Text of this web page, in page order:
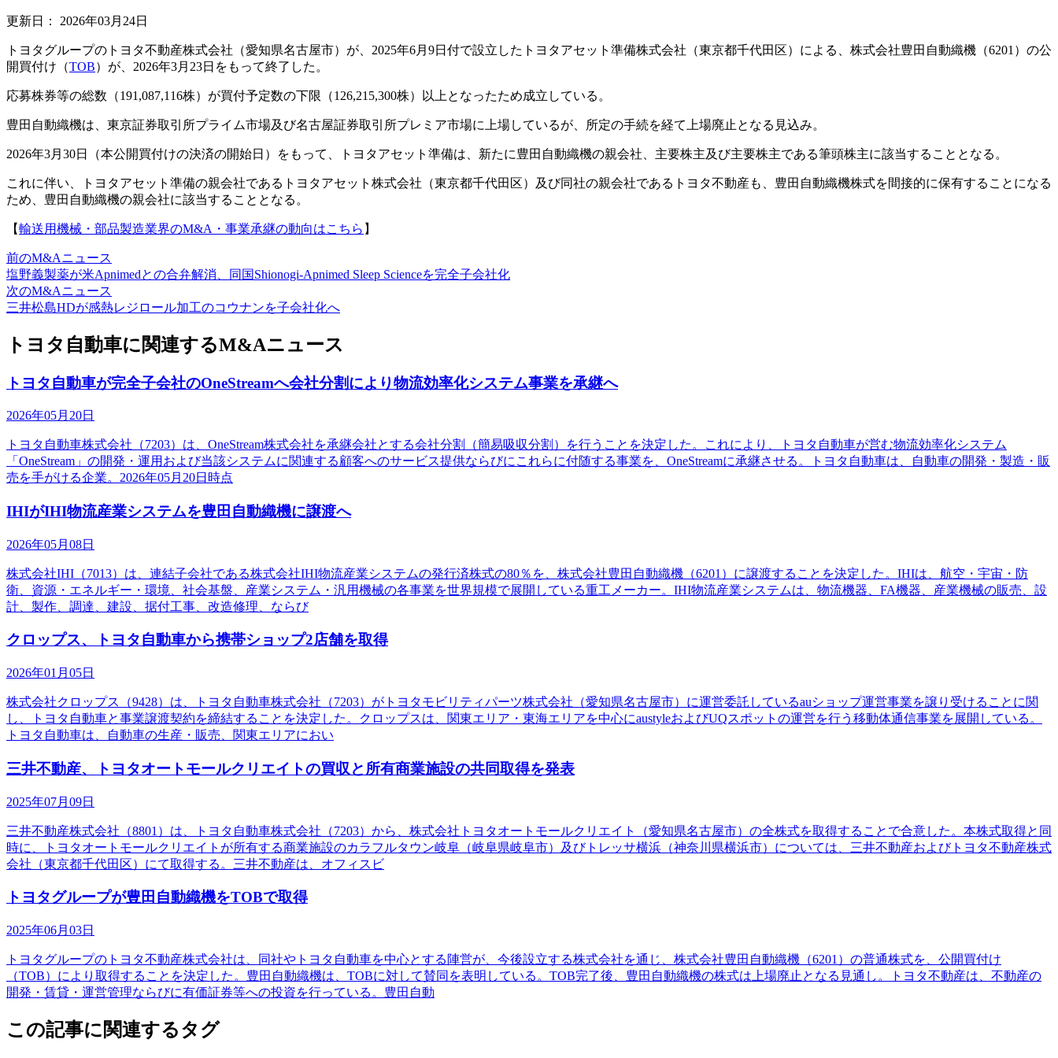
更新日： 2026年03月24日
トヨタグループのトヨタ不動産株式会社（愛知県名古屋市）が、2025年6月9日付で設立したトヨタアセット準備株式会社（東京都千代田区）による、株式会社豊田自動織機（6201）の公
開買付け（TOB）が、2026年3月23日をもって終了した。
応募株券等の総数（191,087,116株）が買付予定数の下限（126,215,300株）以上となったため成立している。
豊田自動織機は、東京証券取引所プライム市場及び名古屋証券取引所プレミア市場に上場しているが、所定の手続を経て上場廃止となる見込み。
2026年3月30日（本公開買付けの決済の開始日）をもって、トヨタアセット準備は、新たに豊田自動織機の親会社、主要株主及び主要株主である筆頭株主に該当することとなる。
これに伴い、トヨタアセット準備の親会社であるトヨタアセット株式会社（東京都千代田区）及び同社の親会社であるトヨタ不動産も、豊田自動織機株式を間接的に保有することになる
ため、豊田自動織機の親会社に該当することとなる。
【輸送用機械・部品製造業界のM&A・事業承継の動向はこちら 】
前のM&Aニュース
塩野義製薬が米Apnimedとの合弁解消、同国Shionogi-Apnimed Sleep Scienceを完全子会社化
次のM&Aニュース
三井松島HDが感熱レジロール加工のコウナンを子会社化へ
トヨタ自動車に関連するM&Aニュース
トヨタ自動車が完全子会社のOneStreamへ会社分割により物流効率化システム事業を承継へ
2026年05月20日
トヨタ自動車株式会社（7203）は、OneStream株式会社を承継会社とする会社分割（簡易吸収分割）を行うことを決定した。これにより、トヨタ自動車が営む物流効率化システム
「OneStream」の開発・運用および当該システムに関連する顧客へのサービス提供ならびにこれらに付随する事業を、OneStreamに承継させる。トヨタ自動車は、自動車の開発・製造・販
売を手がける企業。2026年05月20日時点
IHIがIHI物流産業システムを豊田自動織機に譲渡へ
2026年05月08日
株式会社IHI（7013）は、連結子会社である株式会社IHI物流産業システムの発行済株式の80％を、株式会社豊田自動織機（6201）に譲渡することを決定した。IHIは、航空・宇宙・防
衛、資源・エネルギー・環境、社会基盤、産業システム・汎用機械の各事業を世界規模で展開している重工メーカー。IHI物流産業システムは、物流機器、FA機器、産業機械の販売、設
計、製作、調達、建設、据付工事、改造修理、ならび
クロップス、トヨタ自動車から携帯ショップ2店舗を取得
2026年01月05日
株式会社クロップス（9428）は、トヨタ自動車株式会社（7203）がトヨタモビリティパーツ株式会社（愛知県名古屋市）に運営委託しているauショップ運営事業を譲り受けることに関
し、トヨタ自動車と事業譲渡契約を締結することを決定した。クロップスは、関東エリア・東海エリアを中心にaustyleおよびUQスポットの運営を行う移動体通信事業を展開している。
トヨタ自動車は、自動車の生産・販売、関東エリアにおい
三井不動産、トヨタオートモールクリエイトの買収と所有商業施設の共同取得を発表
2025年07月09日
三井不動産株式会社（8801）は、トヨタ自動車株式会社（7203）から、株式会社トヨタオートモールクリエイト（愛知県名古屋市）の全株式を取得することで合意した。本株式取得と同
時に、トヨタオートモールクリエイトが所有する商業施設のカラフルタウン岐阜（岐阜県岐阜市）及びトレッサ横浜（神奈川県横浜市）については、三井不動産およびトヨタ不動産株式
会社（東京都千代田区）にて取得する。三井不動産は、オフィスビ
トヨタグループが豊田自動織機をTOBで取得
2025年06月03日
トヨタグループのトヨタ不動産株式会社は、同社やトヨタ自動車を中心とする陣営が、今後設立する株式会社を通じ、株式会社豊田自動織機（6201）の普通株式を、公開買付け
（TOB）により取得することを決定した。豊田自動織機は、TOBに対して賛同を表明している。TOB完了後、豊田自動織機の株式は上場廃止となる見通し。トヨタ不動産は、不動産の
開発・賃貸・運営管理ならびに有価証券等への投資を行っている。豊田自動
この記事に関連するタグ